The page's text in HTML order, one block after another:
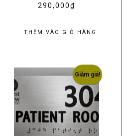
290,000₫
THÊM VÀO GIỎ HÀNG
Giảm giá!